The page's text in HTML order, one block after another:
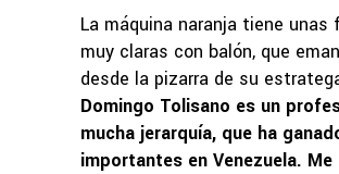
La máquina naranja tiene unas
muy claras con balón, que
desde la pizarra de su
Domingo Tolisano es un
mucha jerarquía, que ha
importantes en Venezuela. Me